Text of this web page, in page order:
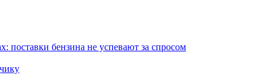
поставки бензина не успевают за спросом